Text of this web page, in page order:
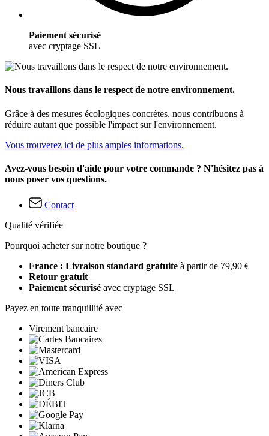
Paiement sécurisé
avec cryptage SSL
Nous travaillons dans le respect de notre environnement.
Grâce à des mesures écologiques concrètes, nous contribuons à
réduire autant que possible l'impact sur l'environnement.
Vous trouverez ici de plus amples informations.
Avez-vous besoin d'aide pour votre commande ? N'hésitez pas à
nous poser vos questions.
Contact
Qualité vérifiée
Pourquoi acheter sur notre boutique ?
France : Livraison standard gratuite à partir de 79,90 €
Retour gratuit
Paiement sécurisé avec cryptage SSL
Payez en toute tranquillité avec
Virement bancaire